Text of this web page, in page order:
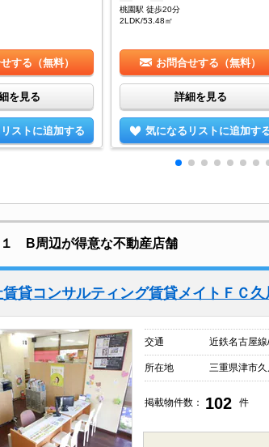
する（無料）
を見る
ストに追加する
桃園駅 徒歩20分
2LDK/53.48㎡
お問合せする（無料）
詳細を見る
気になるリストに追加す
B周辺が得意な不動産店舗
貸コンサルティング賃貸メイトＦＣ久
交通 近鉄名古屋線
所在地 三重県津市
掲載物件数： 102 件